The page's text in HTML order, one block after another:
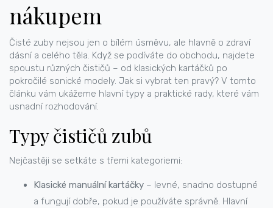
nákupem
Čisté zuby nejsou jen o bílém úsměvu, ale hlavně o zdraví
dásní a celého těla. Když se podíváte do obchodu, najdete
spoustu různých čističů – od klasických kartáčků po
pokročilé sonické modely. Jak si vybrat ten pravý? V tomto
článku vám ukážeme hlavní typy a praktické rady, které vám
usnadní rozhodování.
Typy čističů zubů
Nejčastěji se setkáte s třemi kategoriemi:
Klasické manuální kartáčky – levné, snadno dostupné
a fungují dobře, pokud je používáte správně. Hlavní